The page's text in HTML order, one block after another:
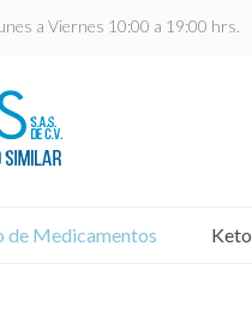
a Viernes 10:00 a 19:00 hrs.
de Medicamentos